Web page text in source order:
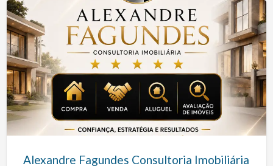
Alexandre
Fagundes
Consultoria
Imobiliária
Alexandre Fagundes Consultoria Imobiliária